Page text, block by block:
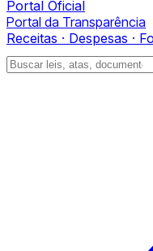
Portal Oficial
Portal da Transparência
Receitas · Despesas ·